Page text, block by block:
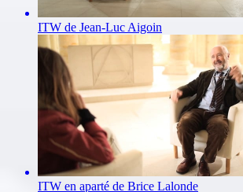
ITW de Jean-Luc Aigoin
ITW en aparté de Brice Lalonde